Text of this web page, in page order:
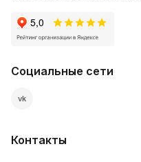
Социальные сети
vk
Контакты